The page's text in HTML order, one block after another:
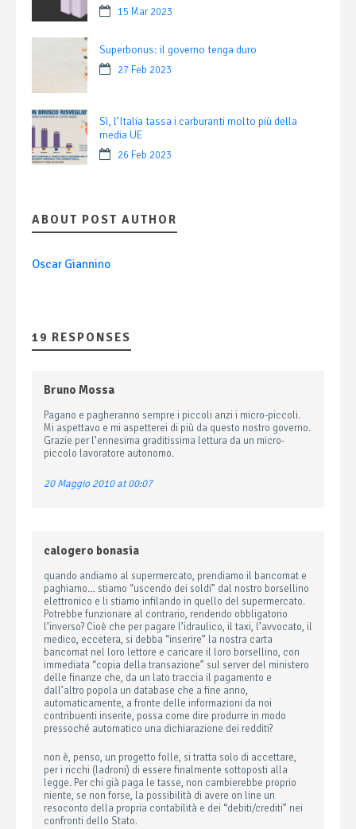
15 Mar 2023
Superbonus: il governo tenga duro
27 Feb 2023
Sì, l’Italia tassa i carburanti molto più della
media UE
26 Feb 2023
ABOUT POST AUTHOR
Oscar Giannino
19 RESPONSES
Bruno Mossa
Pagano e pagheranno sempre i piccoli anzi i micro-piccoli.
Mi aspettavo e mi aspetterei di più da questo nostro governo.
Grazie per l’ennesima graditissima lettura da un micro-
piccolo lavoratore autonomo.
20 Maggio 2010 at 00:07
calogero bonasia
quando andiamo al supermercato, prendiamo il bancomat e
paghiamo… stiamo “uscendo dei soldi” dal nostro borsellino
elettronico e li stiamo infilando in quello del supermercato.
Potrebbe funzionare al contrario, rendendo obbligatorio
l’inverso? Cioè che per pagare l’idraulico, il taxi, l’avvocato, il
medico, eccetera, si debba “inserire” la nostra carta
bancomat nel loro lettore e caricare il loro borsellino, con
immediata “copia della transazione” sul server del ministero
delle finanze che, da un lato traccia il pagamento e
dall’altro popola un database che a fine anno,
automaticamente, a fronte delle informazioni da noi
contribuenti inserite, possa come dire produrre in modo
pressoché automatico una dichiarazione dei redditi?
non è, penso, un progetto folle, si tratta solo di accettare,
per i ricchi (ladroni) di essere finalmente sottoposti alla
legge. Per chi già paga le tasse, non cambierebbe proprio
niente, se non forse, la possibilità di avere on line un
resoconto della propria contabilità e dei “debiti/crediti” nei
confronti dello Stato.